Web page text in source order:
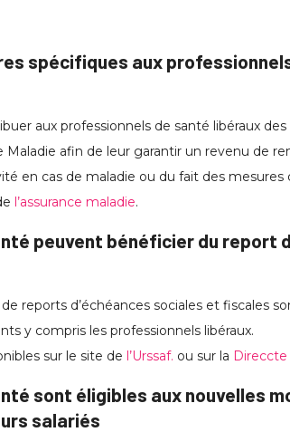
spécifiques aux
aux professionnels de santé libéraux
Maladie afin de leur garantir un revenu de
en cas de maladie ou du fait des mesures
l’assurance maladie.
peuvent bénéficier du report
reports d’échéances sociales et fiscales
y compris les professionnels libéraux.
sur le site de l’Urssaf. ou sur la Direccte
sont éligibles aux nouvelles
salariés